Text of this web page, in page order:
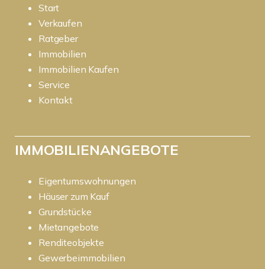
Start
Verkaufen
Ratgeber
Immobilien
Immobilien Kaufen
Service
Kontakt
IMMOBILIENANGEBOTE
Eigentumswohnungen
Häuser zum Kauf
Grundstücke
Mietangebote
Renditeobjekte
Gewerbeimmobilien